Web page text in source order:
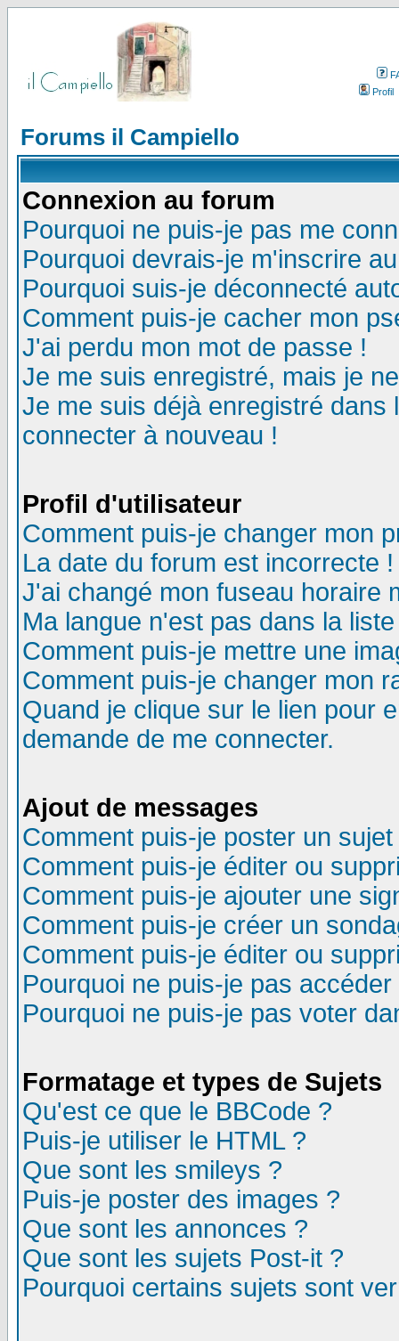
Profil
Forums il Campiello
Connexion au forum
Pourquoi ne puis-je pas me
Pourquoi devrais-je m'inscrire
Pourquoi suis-je déconnecté
Comment puis-je cacher mon
J'ai perdu mon mot de passe !
Je me suis enregistré, mais je
Je me suis déjà enregistré
connecter à nouveau !
Profil d'utilisateur
Comment puis-je changer mon
La date du forum est incorrecte !
J'ai changé mon fuseau horaire
Ma langue n'est pas dans la
Comment puis-je mettre une
Comment puis-je changer mon
Quand je clique sur le lien pour
demande de me connecter.
Ajout de messages
Comment puis-je poster un
Comment puis-je éditer ou
Comment puis-je ajouter une
Comment puis-je créer un
Comment puis-je éditer ou
Pourquoi ne puis-je pas
Pourquoi ne puis-je pas voter
Formatage et types de Sujets
Qu'est ce que le BBCode ?
Puis-je utiliser le HTML ?
Que sont les smileys ?
Puis-je poster des images ?
Que sont les annonces ?
Que sont les sujets Post-it ?
Pourquoi certains sujets sont